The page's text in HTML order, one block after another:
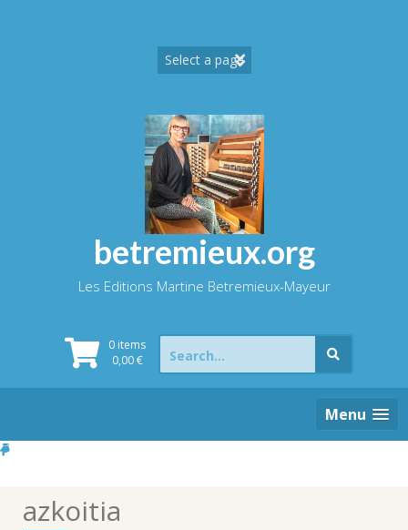
betremieux.org
Les Editions Martine Betremieux-Mayeur
0 items
0,00€
Search
for:
Menu
azkoitia